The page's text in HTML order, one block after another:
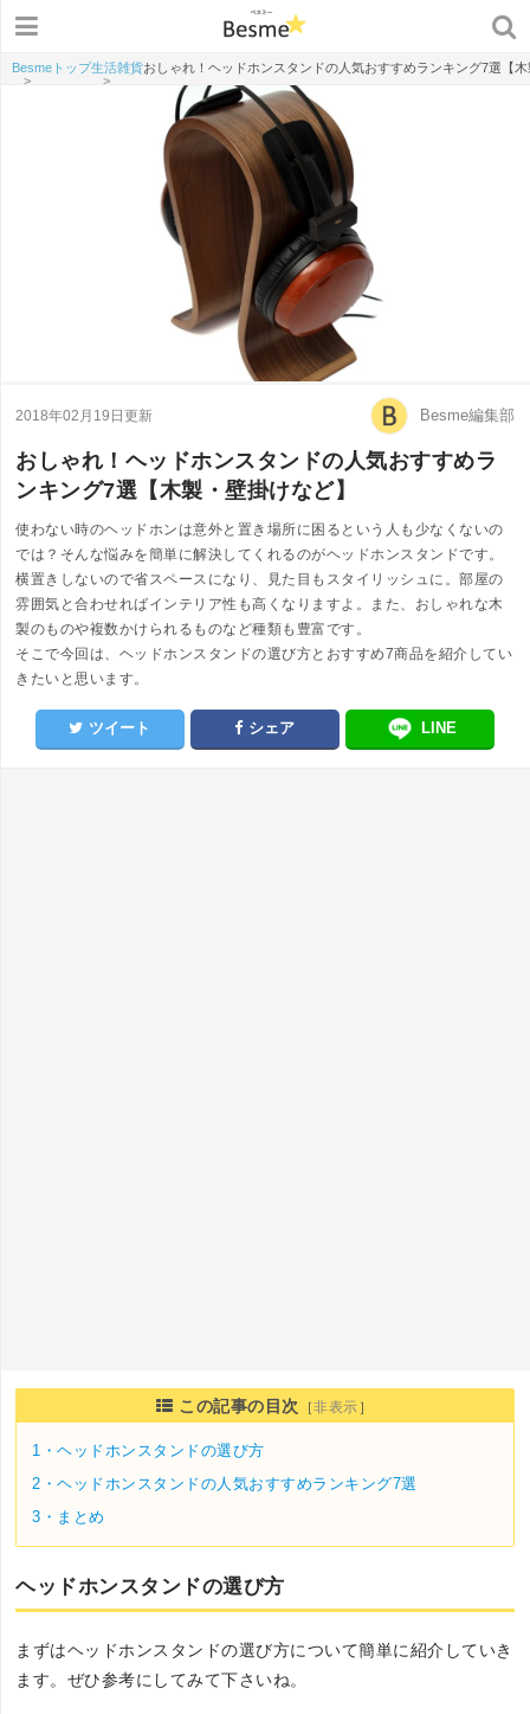
Besmeトップ
>
生活雑貨
>
おしゃれ！ヘッドホンスタンドの人気おすすめランキング7選【
2018年02月19日更新 Besme編集部
おしゃれ！ヘッドホンスタンドの人気おすすめラ
ンキング7選【木製・壁掛けなど】
使わない時のヘッドホンは意外と置き場所に困るという人も少なくないの
では？そんな悩みを簡単に解決してくれるのがヘッドホンスタンドです。
横置きしないので省スペースになり、見た目もスタイリッシュに。部屋の
雰囲気と合わせればインテリア性も高くなりますよ。また、おしゃれな木
製のものや複数かけられるものなど種類も豊富です。
そこで今回は、ヘッドホンスタンドの選び方とおすすめ7商品を紹介してい
きたいと思います。
ツイート シェア LINE
この記事の目次 ［非表示 ］
1・ヘッドホンスタンドの選び方
2・ヘッドホンスタンドの人気おすすめランキング7選
3・ まとめ
ヘッドホンスタンドの選び方
まずはヘッドホンスタンドの選び方について簡単に紹介していき
ます。ぜひ参考にしてみて下さいね。